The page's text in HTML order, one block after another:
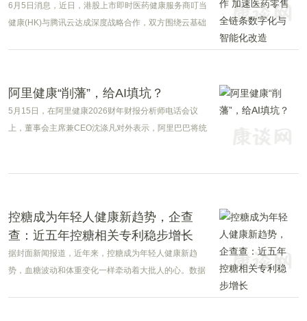
6月5日消息，近日，港股上市即时医药健康服务商叮当
健康(HK)与腾讯云达成深度战略合作，双方围绕云基础
造。
阿里健康“削藩”，给AI填坑？
5月15日，在阿里健康2026财年财报分析师电话会议
上，董事会主席兼CEO沈涤凡对外表示，阿里巴巴将统
控糖成为年轻人健康新趋势，企查
查：近五年控糖相关专利稳步增长
据封面新闻报道，近年来，控糖成为年轻人健康新趋
势，血糖波动和体重变化一样牵动着大批人的心。数据